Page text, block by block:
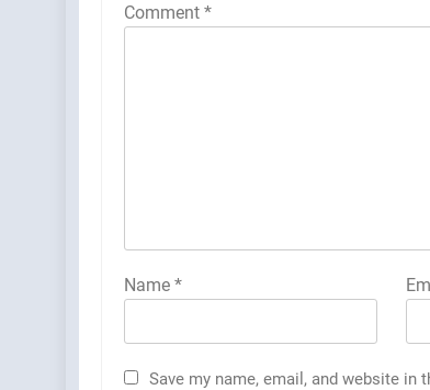
Comment *
Name *
Save my name, email, and website